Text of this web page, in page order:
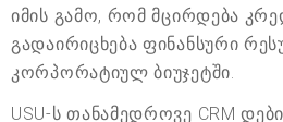
იმის გამო, რომ მცირდება
გადაირიცხება ფინანსური
კორპორატიულ ბიუჯეტში.
USU-ს თანამედროვე CRM